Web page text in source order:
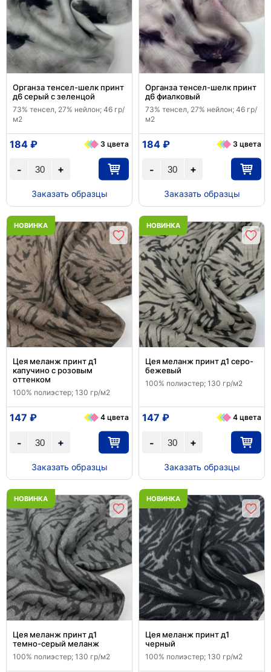
Органза тенсел-шелк принт
д6 серый с зеленцой
73% тенсел, 27% нейлон; 46 гр/
м2
+
-
184 ₽ 3 цвета
Заказать образцы
Органза тенсел-шелк принт
д6 фиалковый
73% тенсел, 27% нейлон; 46 гр/
м2
+
-
184 ₽ 3 цвета
Заказать образцы
НОВИНКА
Цея меланж принт д1
капучино с розовым
оттенком
100% полиэстер; 130 гр/м2
+
-
147 ₽ 4 цвета
Заказать образцы
НОВИНКА
Цея меланж принт д1 серо-
бежевый
100% полиэстер; 130 гр/м2
+
-
147 ₽ 4 цвета
Заказать образцы
НОВИНКА
Цея меланж принт д1
темно-серый меланж
100% полиэстер; 130 гр/м2
НОВИНКА
Цея меланж принт д1
черный
100% полиэстер; 130 гр/м2